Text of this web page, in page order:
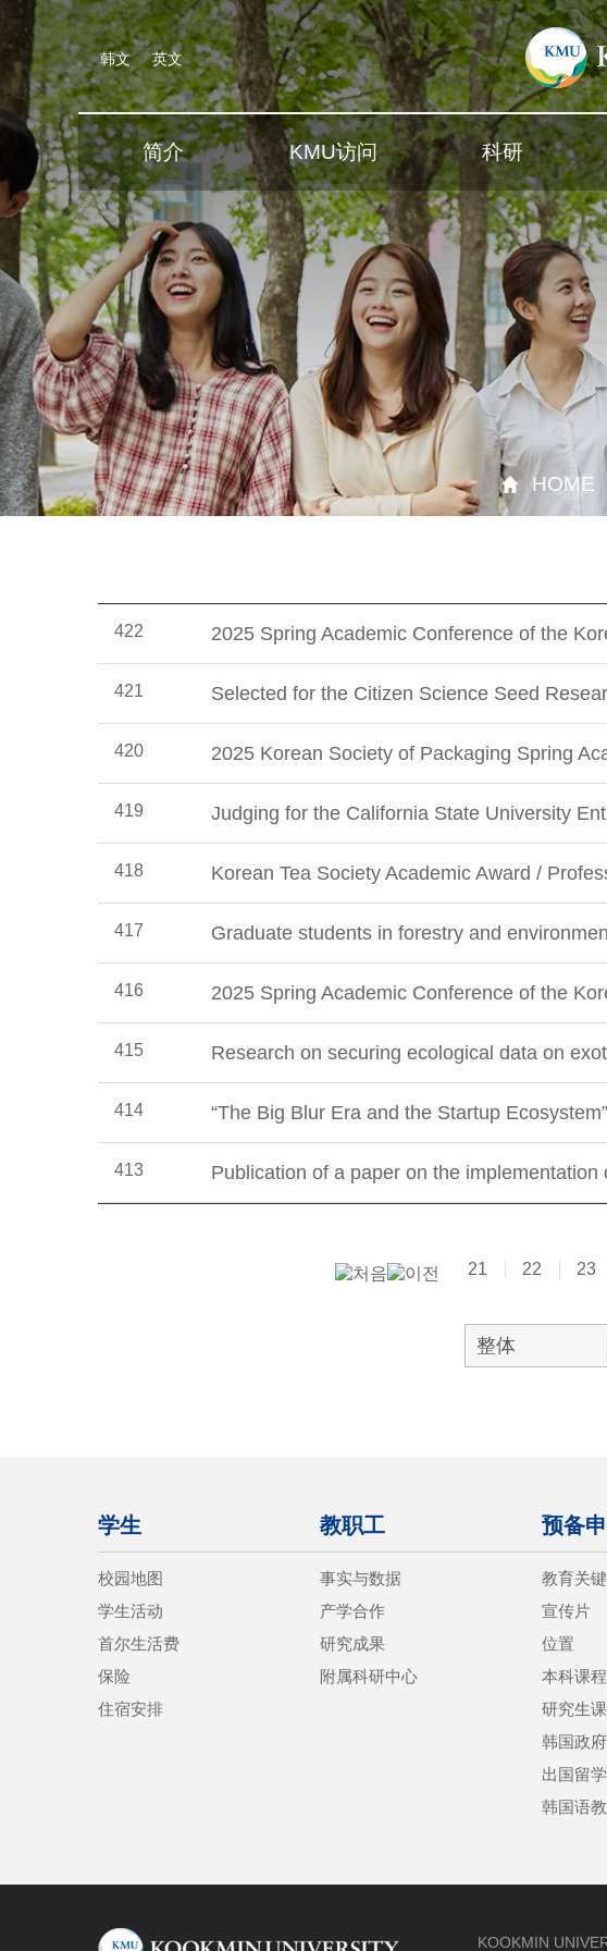
韩文 英文
简介 KMU访问 科研
HOME
422 2025 Spring Academic Conference of the
421 Selected for the Citizen Science Seed
420 2025 Korean Society of Packaging Spring
419 Judging for the California State University
418 Korean Tea Society Academic Award /
417 Graduate students in forestry and
416 2025 Spring Academic Conference of the
415 Research on securing ecological data on
414 “The Big Blur Era and the Startup
413 Publication of a paper on the
21 22 23
学生
校园地图
学生活动
首尔生活费
保险
住宿安排
教职工
事实与数据
产学合作
研究成果
附属科研中心
预备
教育关
宣传片
位置
本科课程
研究生
韩国政
出国留学
韩国语
KOOKMIN